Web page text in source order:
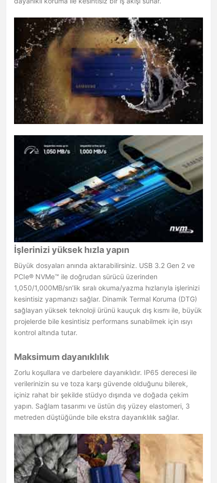
İşlerinizi yüksek hızla yapın
Büyük dosyaları anında aktarabilirsiniz. USB 3.2 Gen 2 ve
PCIe® NVMe™ ile doğrudan sürücü üzerinden
1,050/1,000MB/sn’lik sıralı okuma/yazma hızlarıyla işlerinizi
kesintisiz yapmanızı sağlar. Dinamik Termal Koruma (DTG)
sağlayan yüksek teknoloji ürünü kauçuk dış kısmı ile, büyük
projelerde bile kesintisiz performans sunabilmek için ısıyı
kontrol altında tutar.
Maksimum dayanıklılık
Zorlu koşullara ve darbelere dayanıklıdır. IP65 derecesi ile
verilerinizin su ve toza karşı güvende olduğunu bilerek,
içiniz rahat bir şekilde stüdyo dışında ve doğada çekim
yapın. Sağlam tasarımı ve üstün dış yüzey elastomeri, 3
metreden düştüğünde bile ekstra dayanıklılık sağlar.